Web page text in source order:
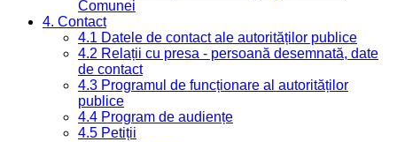
Comunei
4. Contact
4.1 Datele de contact ale autorităților publice
4.2 Relații cu presa - persoană desemnată, date
de contact
4.3 Programul de funcționare al autorităților
publice
4.4 Program de audiențe
4.5 Petiții